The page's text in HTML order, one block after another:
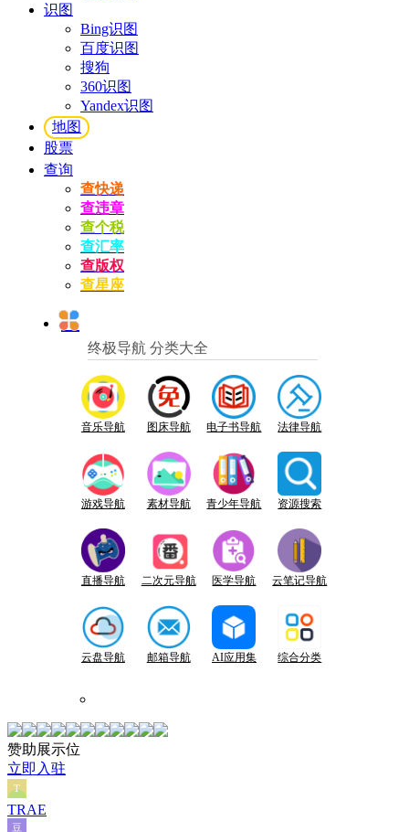
识图
Bing识图
百度识图
搜狗
360识图
Yandex识图
地图
股票
查询
查快递
查违章
查个税
查汇率
查版权
查星座
终极导航 分类大全
音乐导航 图床导航 电子书导航 法律导航
游戏导航 素材导航 青少年导航 资源搜索
直播导航 二次元导航 医学导航 云笔记导航
云盘导航 邮箱导航 AI应用集 综合分类
赞助展示位
立即入驻
TRAE